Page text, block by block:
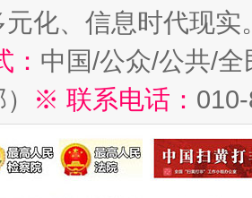
元化、信息时代现实
中国/公众/公共/
※ 联系电话：